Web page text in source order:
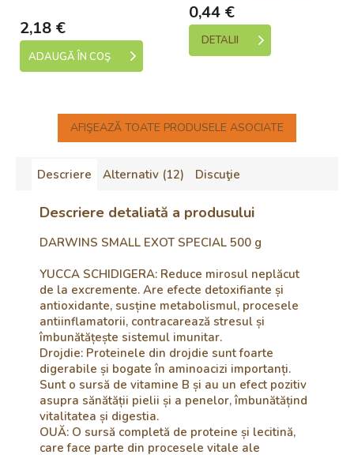
2,18 €
ADAUGĂ ÎN COŞ
0,44 €
DETALII
AFIŞEAZĂ TOATE PRODUSELE ASOCIATE
Descriere Alternativ (12) Discuţie
Descriere detaliată a produsului
DARWINS SMALL EXOT SPECIAL 500 g
YUCCA SCHIDIGERA: Reduce mirosul neplăcut
de la excremente. Are efecte detoxifiante și
antioxidante, susține metabolismul, procesele
antiinflamatorii, contracarează stresul și
îmbunătățește sistemul imunitar.
Drojdie: Proteinele din drojdie sunt foarte
digerabile și bogate în aminoacizi importanți.
Sunt o sursă de vitamine B și au un efect pozitiv
asupra sănătății pielii și a penelor, îmbunătățind
vitalitatea și digestia.
OUĂ: O sursă completă de proteine și lecitină,
care face parte din procesele vitale ale